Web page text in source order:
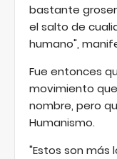
bastante
el salto de
humano",
Fue entonces
movimiento
nombre, pero
Humanismo.
"Estos son más